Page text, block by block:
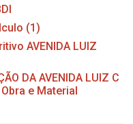
(1)
AVENIDA LUIZ
DA AVENIDA LUIZ C
e Material